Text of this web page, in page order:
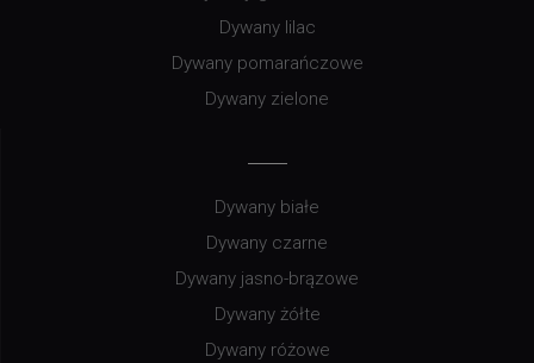
Dywany lilac
Dywany pomarańczowe
Dywany zielone
Dywany białe
Dywany czarne
Dywany jasno-brązowe
Dywany żółte
Dywany różowe